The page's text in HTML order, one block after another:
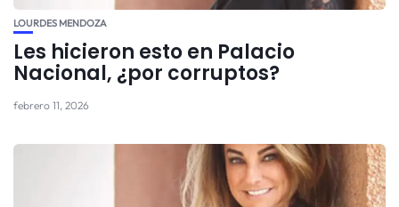
LOURDES MENDOZA
Les hicieron esto en Palacio
Nacional, ¿por corruptos?
febrero 11, 2026